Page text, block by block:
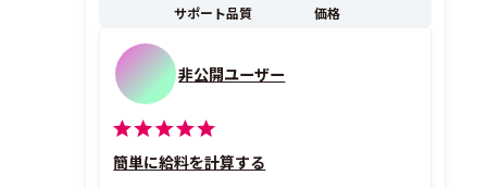
サポート品質
価格
非公開ユーザー
簡単に給料を計算する